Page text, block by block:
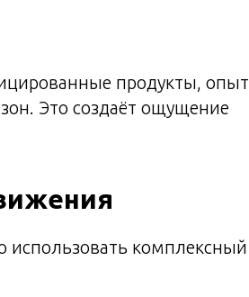
продукты, опыт
Это создаёт ощущение
использовать комплексный